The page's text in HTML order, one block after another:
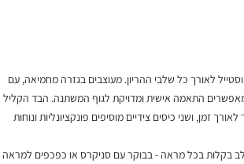
וסטייל לאורך כל שלבי ההריון. מעוצבים בגזרה מחמיאה, עם
התאמה אישית ומדויקת לגוף המשתנה. הבד הקליל
זמן, ושני כיסים צידיים מוסיפים פונקציונליות ונוחות
בקלות בכל מראה - בבוקר עם סניקרס או כפכפים למראה